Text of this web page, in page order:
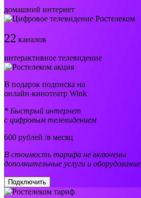
домашний интернет
22 каналов
интерактивное телевидение
В подарок подписка на
онлайн-кинотеатр Wink
* Быстрый интернет
с цифровым телевидением
600 рублей /в месяц
В стоимость тарифа не включены
дополнительные услуги и оборудование
Подключить